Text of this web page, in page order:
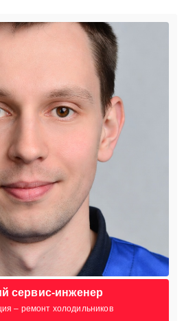
сервис-инженер
– ремонт холодильников